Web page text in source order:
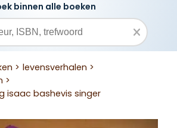
binnen alle boeken
> levensverhalen >
>
isaac bashevis singer